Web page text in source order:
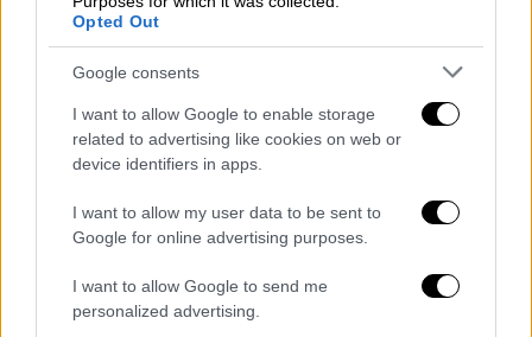
Opted Out
Google consents
I want to allow Google to enable storage
related to advertising like cookies on web or
device identifiers in apps.
I want to allow my user data to be sent to
Google for online advertising purposes.
I want to allow Google to send me
personalized advertising.
View this post on Instagram